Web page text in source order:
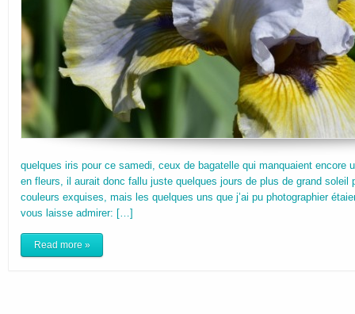
quelques iris pour ce samedi, ceux de bagatelle qui manquaient encore
en fleurs, il aurait donc fallu juste quelques jours de plus de grand soleil
couleurs exquises, mais les quelques uns que j’ai pu photographier
vous laisse admirer: […]
Read more »